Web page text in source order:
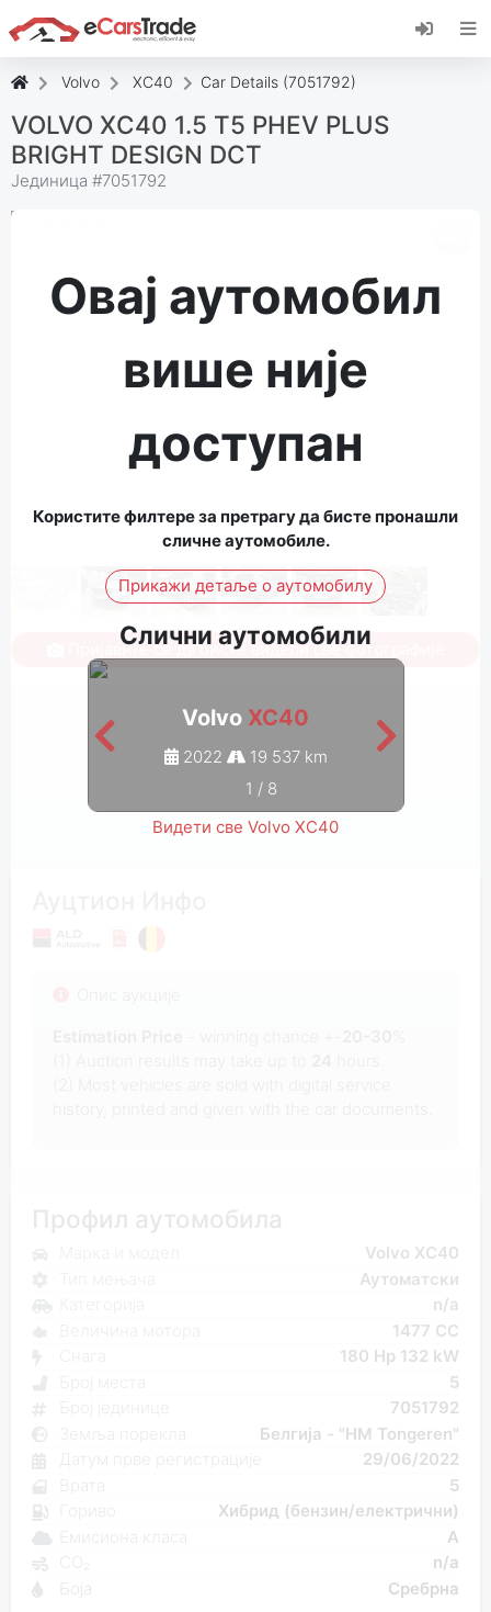
Инсталирајте веб апликацију еЦарсТраде,
додајте је на свој почетни екран и примајте
Volvo XC40 Car Details (7051792)
VOLVO XC40 1.5 T5 PHEV PLUS
BRIGHT DESIGN DCT
Јединица #7051792
Овај аутомобил
више није
доступан
Користите филтере за претрагу да бисте пронашли
сличне аутомобиле.
Прикажи детаље о аутомобилу
Слични аутомобили
Volvo XC40
2022
19 537 km
1 / 8
Видети све Volvo XC40
Пријавите се да бисте видели све фотографије
Профил аутомобила
Volvo XC40
Аутоматски
n/a
1477 CC
180 Hp 132 kW
5
7051792
Белгија - "HM Tongeren"
29/06/2022
5
Хибрид (бензин/електрични)
A
n/a
Боја
Сребрна